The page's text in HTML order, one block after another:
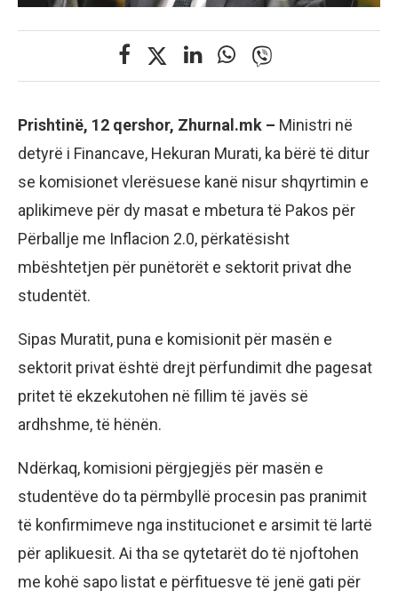
Prishtinë, 12 qershor, Zhurnal.mk – Ministri në
detyrë i Financave, Hekuran Murati, ka bërë të ditur
se komisionet vlerësuese kanë nisur shqyrtimin e
aplikimeve për dy masat e mbetura të Pakos për
Përballje me Inflacion 2.0, përkatësisht
mbështetjen për punëtorët e sektorit privat dhe
studentët.
Sipas Muratit, puna e komisionit për masën e
sektorit privat është drejt përfundimit dhe pagesat
pritet të ekzekutohen në fillim të javës së
ardhshme, të hënën.
Ndërkaq, komisioni përgjegjës për masën e
studentëve do ta përmbyllë procesin pas pranimit
të konfirmimeve nga institucionet e arsimit të lartë
për aplikuesit. Ai tha se qytetarët do të njoftohen
me kohë sapo listat e përfituesve të jenë gati për